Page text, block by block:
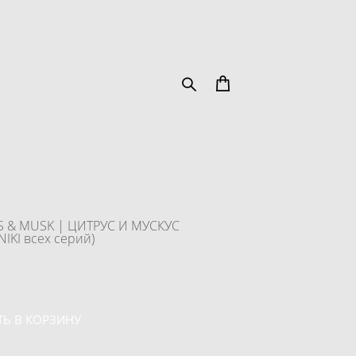
& MUSK | ЦИТРУС И МУСКУС
всех серий)
В КОРЗИНУ